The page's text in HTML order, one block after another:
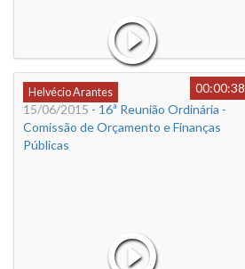
Helvécio Arantes
00:00:38
15/06/2015 - 16ª Reunião Ordinária -
Comissão de Orçamento e Finanças
Públicas